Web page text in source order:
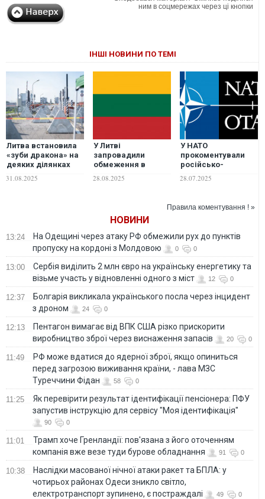
ним в соцмережах через ці кнопки
ІНШІ НОВИНИ ПО ТЕМІ
Литва встановила
«зуби дракона» на
деяких ділянках
РФ та Білоруссю
31.08.2025
У Литві
запровадили
обмеження в
просторі перед
28.08.2025
У НАТО
прокоментували
російсько-
навчання
28.07.2025
Правила коментування ! »
НОВИНИ
13:24
На Одещині через атаку РФ обмежили рух до пунктів
пропуску на кордоні з Молдовою
0 0
13:00
Сербія виділить 2 млн євро на українську енергетику та
візьме участь у відновленні одного з міст
12 0
12:37
Болгарія викликала українського посла через інцидент
з дроном
24 0
12:13
Пентагон вимагає від ВПК США різко прискорити
виробництво зброї через виснаження запасів
20 0
11:49
РФ може вдатися до ядерної зброї, якщо опиниться
перед загрозою виживання країни, - лава МЗС
Туреччини Фідан
58 0
11:25
Як перевірити результат ідентифікації пенсіонера: ПФУ
запустив інструкцію для сервісу "Моя ідентифікація"
90 0
11:01
Трамп хоче Гренландії: пов'язана з його оточенням
компанія вже везе туди бурове обладнання
91 0
10:38
Наслідки масованої нічної атаки ракет та БПЛА: у
чотирьох районах Одеси зникло світло,
електротранспорт зупинено, є постраждалі
49 0